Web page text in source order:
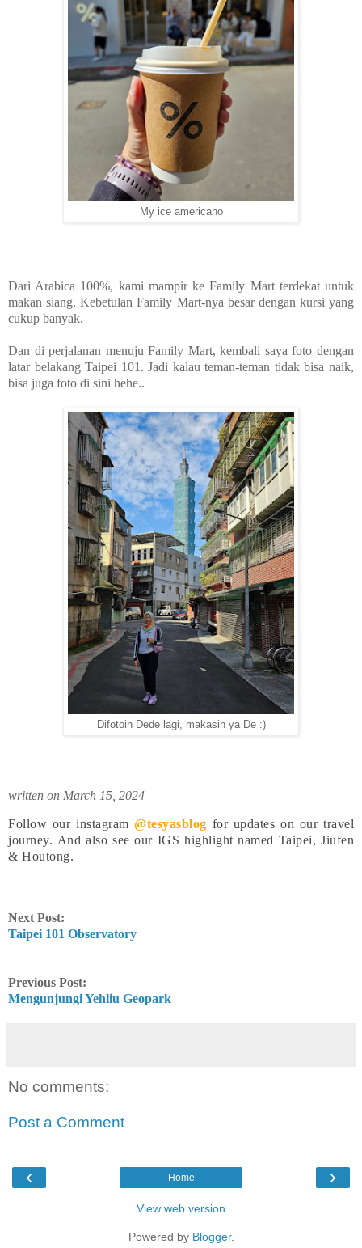
My ice americano
Dari Arabica 100%, kami mampir ke Family Mart terdekat untuk
makan siang. Kebetulan Family Mart-nya besar dengan kursi yang
cukup banyak.
Dan di perjalanan menuju Family Mart, kembali saya foto dengan
latar belakang Taipei 101. Jadi kalau teman-teman tidak bisa naik,
bisa juga foto di sini hehe..
Difotoin Dede lagi, makasih ya De :)
written on March 15, 2024
Follow our instagram@tesyasblog for updates on our travel
journey. And also see our IGS highlight named Taipei, Jiufen
& Houtong.
Next Post:
Taipei 101 Observatory
Previous Post:
Mengunjungi Yehliu Geopark
No comments:
Post a Comment
‹ ›
Home
View web version
Powered by Blogger.